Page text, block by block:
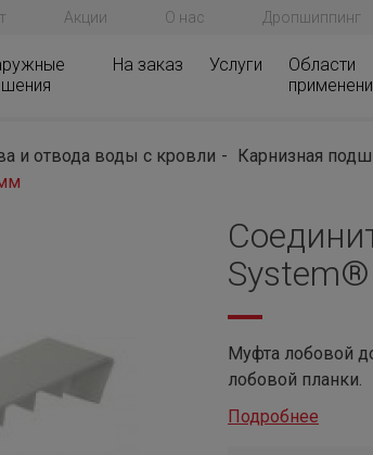
Акции О нас Дропшиппинг
На заказ Услуги
Области
и отвода воды с кровли
Карнизная
Муфта лобовой
лобовой планки.
Подробнее